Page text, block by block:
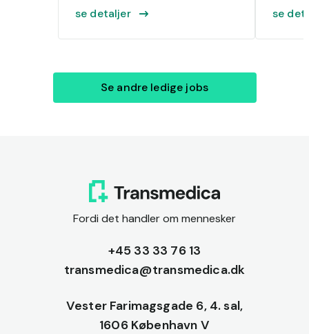
se detaljer se
Se andre ledige jobs
Fordi det handler om mennesker
+45 33 33 76 13
transmedica@transmedica.dk
Vester Farimagsgade 6, 4. sal,
1606 København V